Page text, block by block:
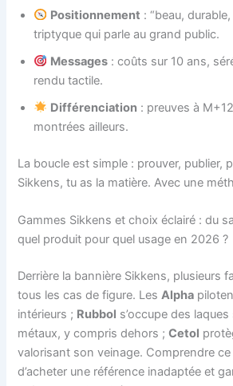
Positionnement : “beau,
triptyque qui parle au grand public.
Messages : coûts sur 10 ans,
rendu tactile.
Différenciation : preuves à
montrées ailleurs.
La boucle est simple : prouver, publier,
Sikkens, tu as la matière. Avec une
Gammes Sikkens et choix éclairé : du
quel produit pour quel usage en 2026 ?
Derrière la bannière Sikkens, plusieurs
tous les cas de figure. LesAlpha
intérieurs ; Rubbol s’occupe des
métaux, y compris dehors ;Cetol
valorisant son veinage. Comprendre
d’acheter une référence inadaptée et